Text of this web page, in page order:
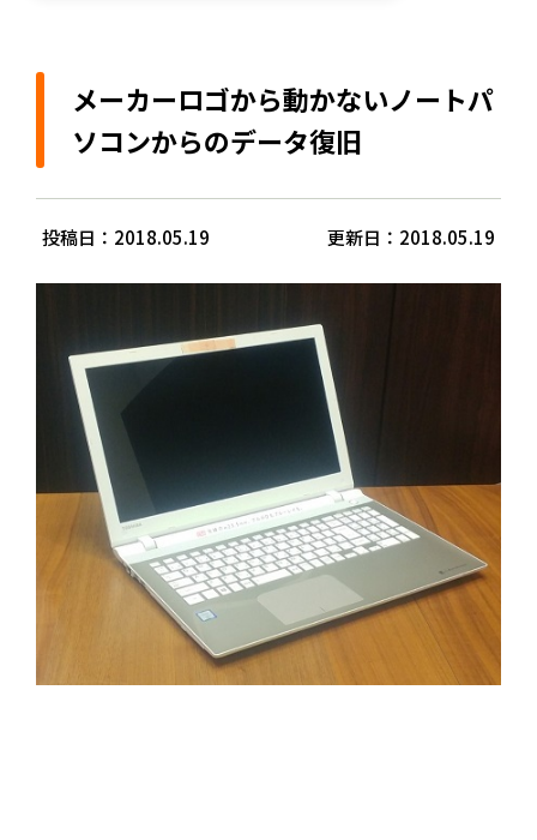
メーカーロゴから動かないノートパ
ソコンからのデータ復旧
投稿日：2018.05.19 更新日：2018.05.19